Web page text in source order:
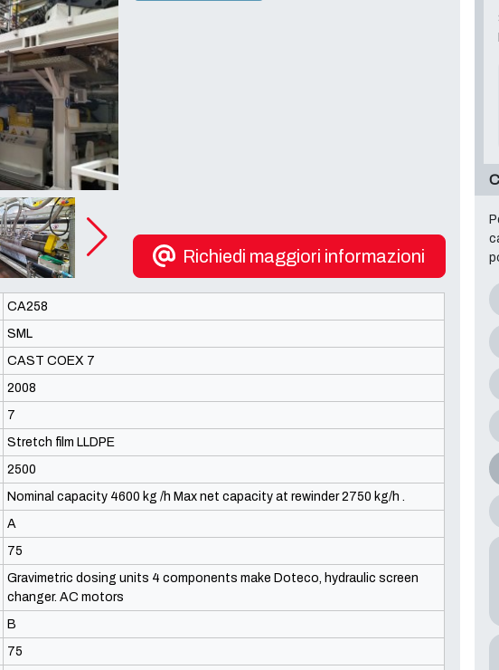
Richiedi maggiori informazioni
CA258
SML
CAST COEX 7
2008
7
Stretch film LLDPE
2500
Nominal capacity 4600 kg /h Max net capacity at rewinder 2750 kg/h .
A
75
Gravimetric dosing units 4 components make Doteco, hydraulic screen
changer. AC motors
B
75